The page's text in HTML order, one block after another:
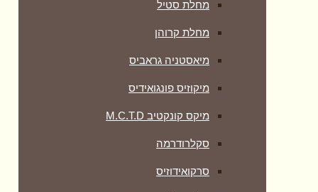
מחלת סטיל
מחלת קרוהן
מיאסטניה גראביס
מיקוזיס פונגואידיס
מיקס קונקטיב M.C.T.D
סקלרודרמה
סרקואידוזיס